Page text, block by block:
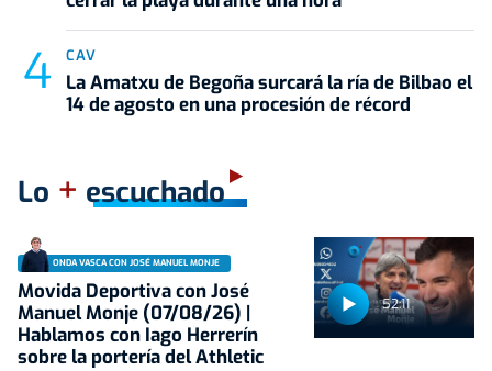
CAV
La Amatxu de Begoña surcará la ría de Bilbao el
14 de agosto en una procesión de récord
Lo + escuchado
52:11
ONDA VASCA CON JOSÉ MANUEL MONJE
Movida Deportiva con José
Manuel Monje (07/08/26) |
Hablamos con Iago Herrerín
sobre la portería del Athletic